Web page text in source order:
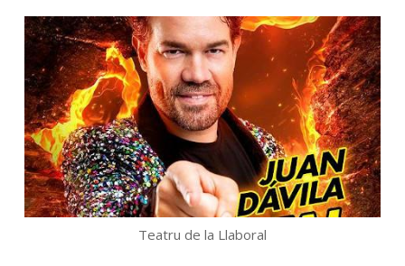
Teatru de la Llaboral